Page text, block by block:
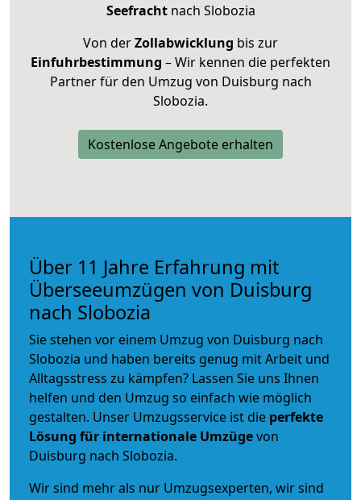
Seefrachtnach Slobozia
Von derZollabwicklung bis zur
Einfuhrbestimmung – Wir kennen die perfekten
Partner für den Umzug von Duisburg nach
Slobozia.
Kostenlose Angebote erhalten
Über 11 Jahre Erfahrung mit
Überseeumzügen von Duisburg
nach Slobozia
Sie stehen vor einem Umzug von Duisburg nach
Slobozia und haben bereits genug mit Arbeit und
Alltagsstress zu kämpfen? Lassen Sie uns Ihnen
helfen und den Umzug so einfach wie möglich
gestalten. Unser Umzugsservice ist die perfekte
Lösung für internationale Umzügevon
Duisburg nach Slobozia.
Wir sind mehr als nur Umzugsexperten, wir sind